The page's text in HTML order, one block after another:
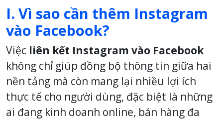
I. Vì sao cần thêm Instagram
vào Facebook?
Việc liên kết Instagram vào Facebook
không chỉ giúp đồng bộ thông tin giữa hai
nền tảng mà còn mang lại nhiều lợi ích
thực tế cho người dùng, đặc biệt là những
ai đang kinh doanh online, bán hàng đa